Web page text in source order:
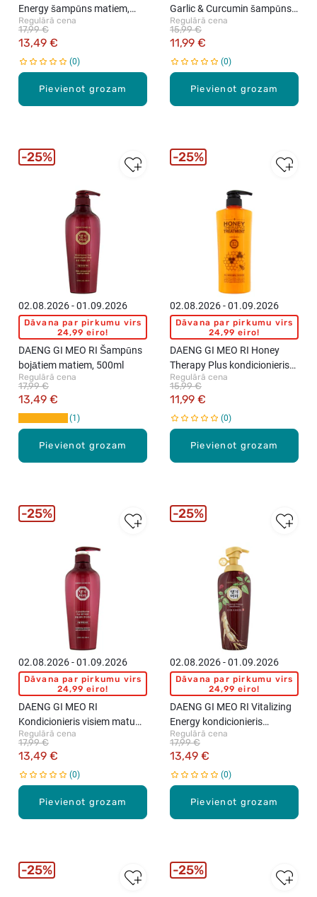
Pievienot grozam
Energy šampūns matiem,
500ml
Regulārā cena
13,49 €
17,99 €
0
Pievienot grozam
Garlic & Curcumin šampūns
matiem, 500ml
Regulārā cena
11,99 €
15,99 €
0
Pievienot grozam
02.08.2026 - 01.09.2026
Dāvana par pirkumu virs
24,99 eiro!
DAENG GI MEO RI Šampūns
bojātiem matiem, 500ml
Regulārā cena
13,49 €
17,99 €
1
25%
Pievienot grozam
02.08.2026 - 01.09.2026
Dāvana par pirkumu virs
24,99 eiro!
DAENG GI MEO RI Honey
Therapy Plus kondicionieris
matiem, 500ml
Regulārā cena
11,99 €
15,99 €
0
25%
Pievienot grozam
02.08.2026 - 01.09.2026
Dāvana par pirkumu virs
24,99 eiro!
DAENG GI MEO RI
Kondicionieris visiem matu
tipiem, 500ml
Regulārā cena
13,49 €
17,99 €
0
25%
Pievienot grozam
02.08.2026 - 01.09.2026
Dāvana par pirkumu virs
24,99 eiro!
DAENG GI MEO RI Vitalizing
Energy kondicionieris
matiem, 500ml
Regulārā cena
13,49 €
17,99 €
0
25%
25% 25%